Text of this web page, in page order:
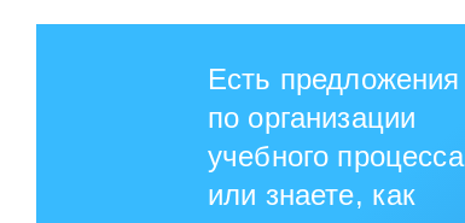
Есть предложения
по организации
учебного процесса
или знаете, как